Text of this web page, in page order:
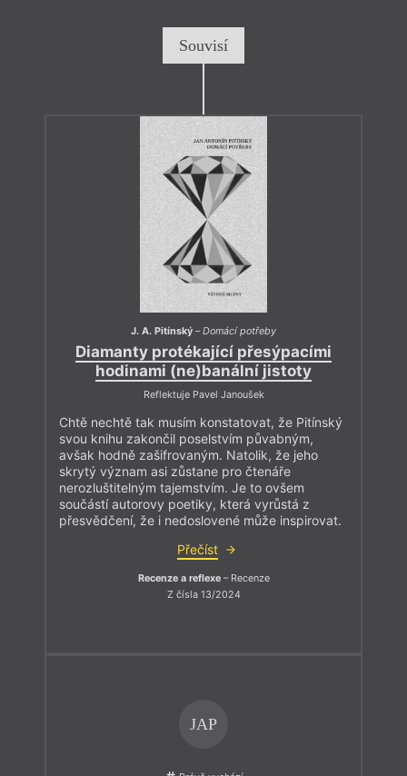
Souvisí
J. A. Pitínský –Domácí potřeby
Diamanty protékající přesýpacími
hodinami (ne)banální jistoty
Reflektuje Pavel Janoušek
Chtě nechtě tak musím konstatovat, že Pitínský
svou knihu zakončil poselstvím půvabným,
avšak hodně zašifrovaným. Natolik, že jeho
skrytý význam asi zůstane pro čtenáře
nerozluštitelným tajemstvím. Je to ovšem
součástí autorovy poetiky, která vyrůstá z
přesvědčení, že i nedoslovené může inspirovat.
Přečíst
Recenze a reflexe– Recenze
Z čísla 13/2024
JAP